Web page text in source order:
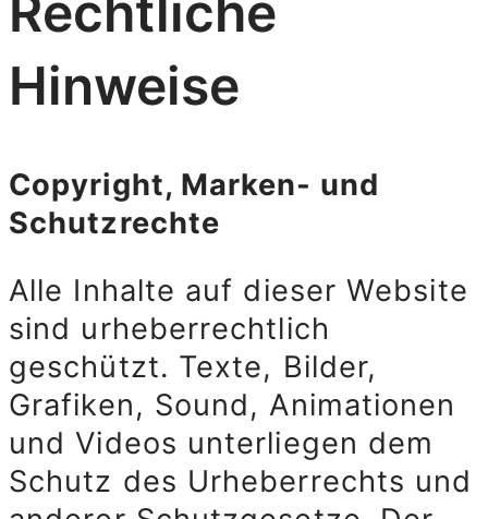
Hinweise​
Copyright, Marken- und
Schutzrechte
Alle Inhalte auf dieser Website
sind urheberrechtlich
geschützt. Texte, Bilder,
Grafiken, Sound, Animationen
und Videos unterliegen dem
Schutz des Urheberrechts und